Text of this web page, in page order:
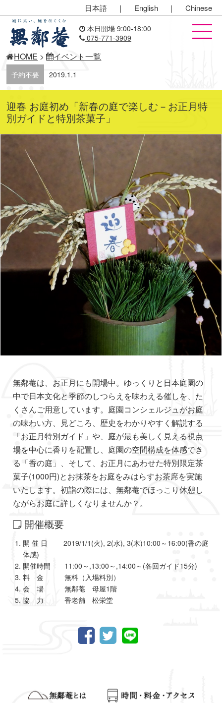
日本語 ｜ English ｜ Chinese
本日開場 9:00-18:00
075-771-3909
HOME > イベント一覧
予約不要 2019.1.1
迎春 お庭初め「新春の庭で楽しむ－お正月特
別ガイドと特別茶菓子」
無鄰菴は、お正月にも開場中。ゆっくりと日本庭園の
中で日本文化と季節のしつらえを味わえる催しを、た
くさんご用意しています。庭園コンシェルジュがお庭
の味わい方、見どころ、歴史をわかりやすく解説する
「お正月特別ガイド」や、庭が最も美しく見える視点
場を中心に香りを配置し、庭園の空間構成を体感でき
る「香の庭」、そして、お正月にあわせた特別限定茶
菓子(1000円)とお抹茶をお庭をみはらすお茶席を実施
いたします。初詣の際には、無鄰菴でほっこり休憩し
ながらお庭に詳しくなりませんか？。
開催概要
開 催 日 2019/1/1(火), 2(水), 3(木)10:00～16:00(香の庭
体感)
開催時間 11:00～,13:00～,14:00～(各回ガイド15分)
料 金 無料（入場料別）
会 場 無鄰菴 母屋1階
協 力 香老舗 松栄堂